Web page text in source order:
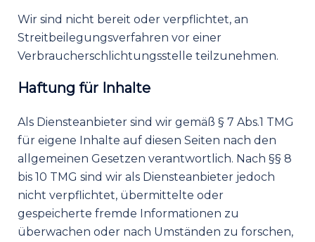
Wir sind nicht bereit oder verpflichtet, an
Streitbeilegungsverfahren vor einer
Verbraucherschlichtungsstelle teilzunehmen.
Haftung für Inhalte
Als Diensteanbieter sind wir gemäß § 7 Abs.1 TMG
für eigene Inhalte auf diesen Seiten nach den
allgemeinen Gesetzen verantwortlich. Nach §§ 8
bis 10 TMG sind wir als Diensteanbieter jedoch
nicht verpflichtet, übermittelte oder
gespeicherte fremde Informationen zu
überwachen oder nach Umständen zu forschen,